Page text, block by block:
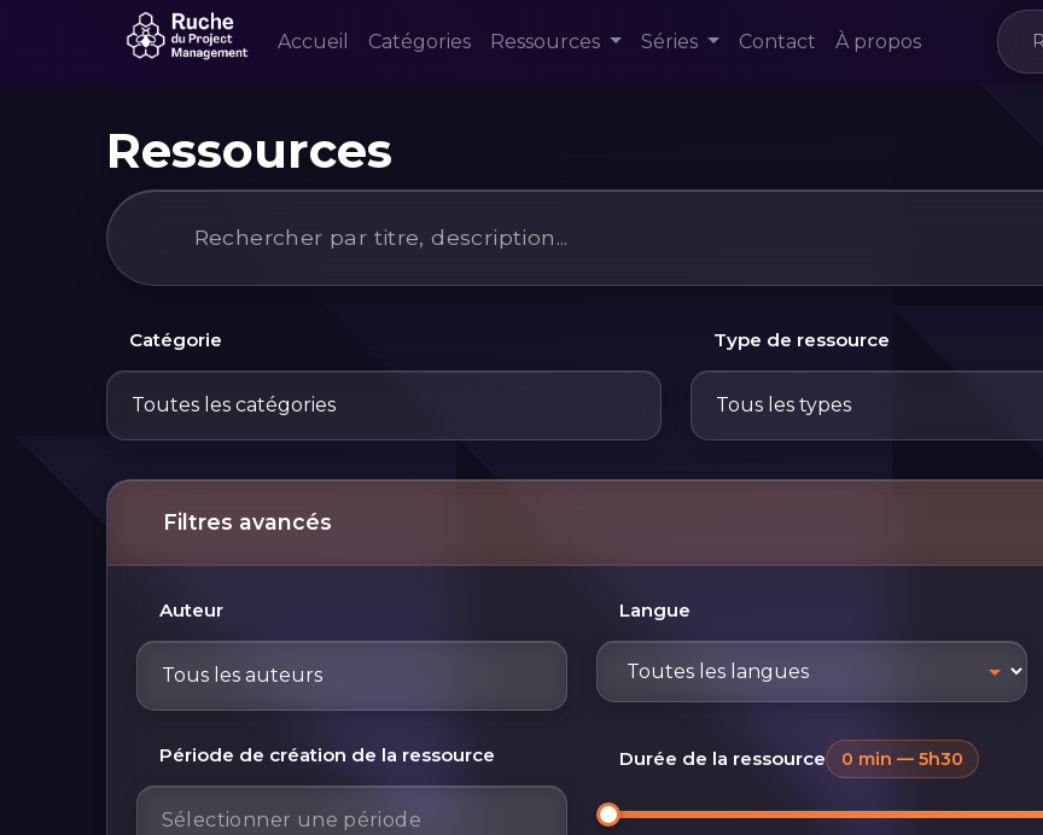
Accueil Catégories Ressources Séries Contact À propos
Ressources
Catégorie
Toutes les catégories
Type de ressource
Tous les types
Filtres avancés
Auteur
Tous les auteurs
Langue
Période de création de la ressource Durée de la ressource 0 min — 5h30